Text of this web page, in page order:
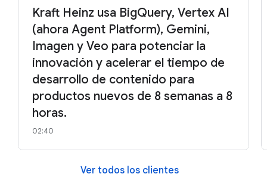
Kraft Heinz usa BigQuery, Vertex AI
(ahora Agent Platform), Gemini,
Imagen y Veo para potenciar la
innovación y acelerar el tiempo de
desarrollo de contenido para
productos nuevos de 8 semanas a 8
horas.
02:40
Ver todos los clientes